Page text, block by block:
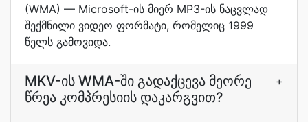
(WMA) — Microsoft-ის მიერ MP3-ის ნაცვლად
შექმნილი ვიდეო ფორმატი, რომელიც 1999
წელს გამოვიდა.
MKV-ის WMA-ში გადაქცევა მეორე
წრეა კომპრესიის დაკარგვით?
+